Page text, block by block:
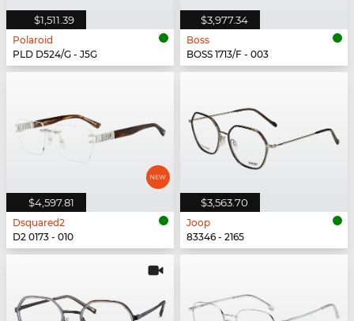
$1,511.39
Polaroid
PLD D524/G - J5G
$3,977.34
Boss
BOSS 1713/F - 003
$4,597.81
Dsquared2
D2 0173 - 010
$3,563.70
Joop
83346 - 2165